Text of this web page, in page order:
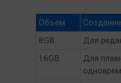
Объем
8GB
Для
16GB
Для